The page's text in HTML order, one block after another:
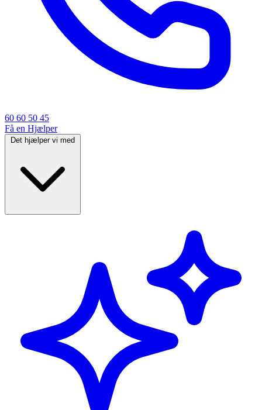
60 60 50 45
Få en Hjælper
Det hjælper vi med